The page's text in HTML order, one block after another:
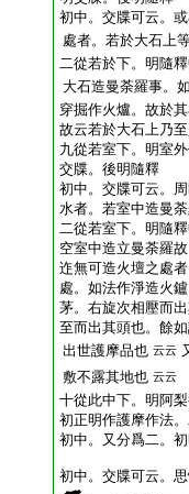
初中。交牒可云。
處者。若於大石上
二從若於下。明隨
大石造曼荼羅事。
穿掘作火爐。故於
故云若於大石上乃
九從若室下。明室
交牒。後明隨釋
初中。交牒可云。
水者。若室中造曼
二從若室下。明隨
空室中造立曼荼羅
迮無可造火壇之處
處。如法作淨造火
茅。右旋次相壓而
至而出其頭也。餘
出世護摩品也 云云
敷不露其地也 云云
十從此中下。明阿
初正明作護摩作法
初中。又分爲二。
初中。交牒可云。